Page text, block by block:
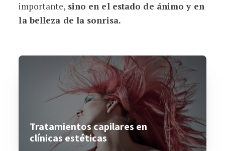
importante, sino en el estado de ánimo y en
la belleza de la sonrisa.
Tratamientos capilares en
clínicas estéticas